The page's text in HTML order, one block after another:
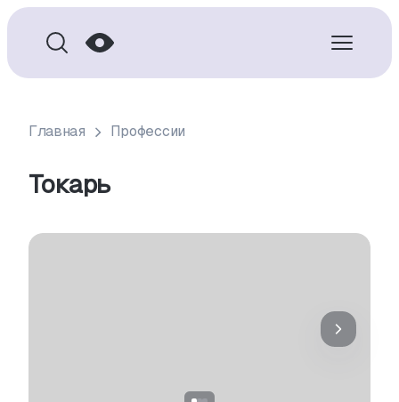
Главная Профессии
Токарь